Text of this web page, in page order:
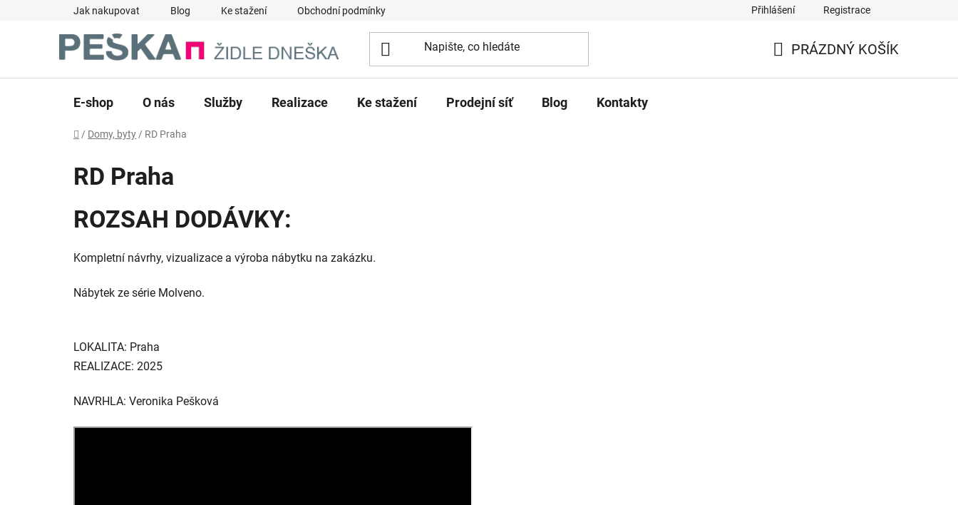
Jak nakupovat Blog Ke stažení Obchodní podmínky Přihlášení Registrace
PRÁZDNÝ KOŠÍK
E-shop O nás Služby Realizace Ke stažení Prodejní síť Blog Kontakty
Domů
/ Domy, byty / RD Praha
RD Praha
ROZSAH DODÁVKY:
Kompletní návrhy, vizualizace a výroba nábytku na zakázku.
Nábytek ze série Molveno.
LOKALITA: Praha
REALIZACE: 2025
NAVRHLA: Veronika Pešková